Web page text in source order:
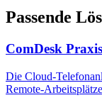
Passende
ComDesk
Die Cloud-
Remote-